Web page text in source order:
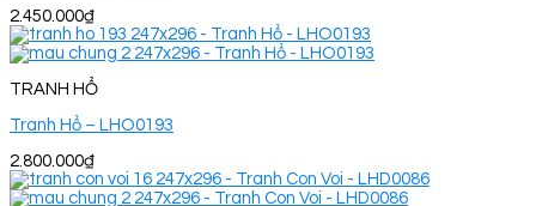
2.450.000₫
TRANH HỔ
Tranh Hổ – LHO0193
2.800.000₫